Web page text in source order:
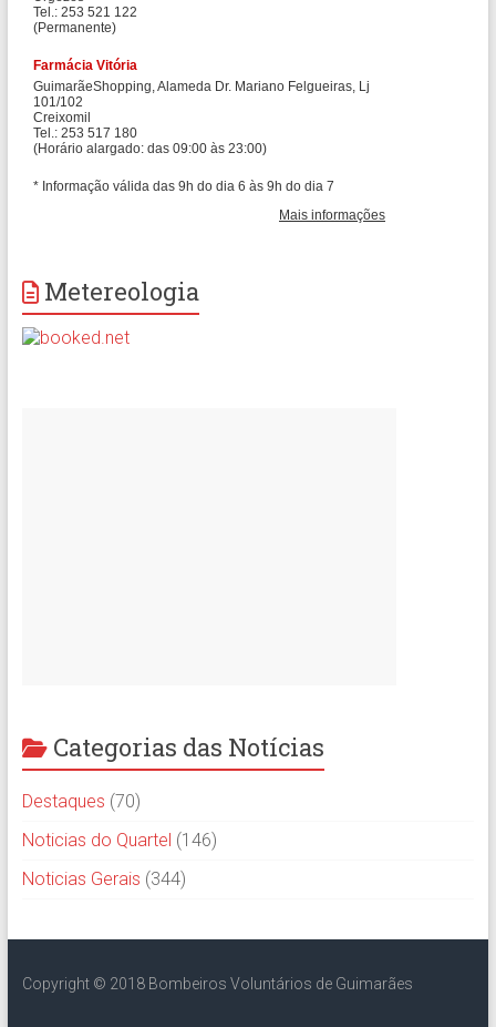
Metereologia
Categorias das Notícias
Destaques (70)
Noticias do Quartel (146)
Noticias Gerais (344)
Copyright © 2018 Bombeiros Voluntários de Guimarães